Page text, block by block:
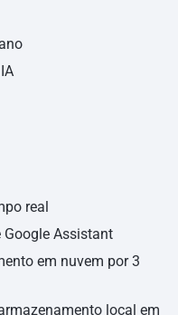
real
Assistant
em nuvem por 3
local em